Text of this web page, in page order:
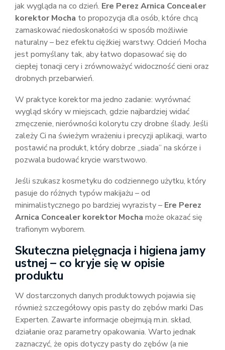
jak wygląda na co dzień. Ere Perez Arnica Concealer
korektor Mocha to propozycja dla osób, które chcą
zamaskować niedoskonałości w sposób możliwie
naturalny – bez efektu ciężkiej warstwy. Odcień Mocha
jest pomyślany tak, aby łatwo dopasować się do
ciepłej tonacji cery i zrównoważyć widoczność cieni oraz
drobnych przebarwień.
W praktyce korektor ma jedno zadanie: wyrównać
wygląd skóry w miejscach, gdzie najbardziej widać
zmęczenie, nierówności kolorytu czy drobne ślady. Jeśli
zależy Ci na świeżym wrażeniu i precyzji aplikacji, warto
postawić na produkt, który dobrze „siada” na skórze i
pozwala budować krycie warstwowo.
Jeśli szukasz kosmetyku do codziennego użytku, który
pasuje do różnych typów makijażu – od
minimalistycznego po bardziej wyrazisty – Ere Perez
Arnica Concealer korektor Mocha może okazać się
trafionym wyborem.
Skuteczna pielęgnacja i higiena jamy
ustnej – co kryje się w opisie
produktu
W dostarczonych danych produktowych pojawia się
również szczegółowy opis pasty do zębów marki Das
Experten. Zawarte informacje obejmują m.in. skład,
działanie oraz parametry opakowania. Warto jednak
zaznaczyć, że opis dotyczy pasty do zębów (a nie